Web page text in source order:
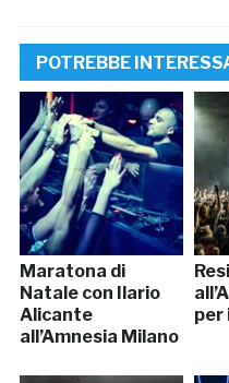
POTREBBE
Maratona di
Natale con Ilario
Alicante
all’Amnesia Milano
per